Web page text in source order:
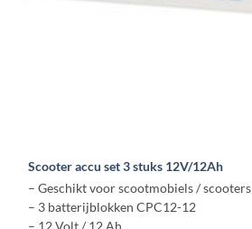
Scooter accu set 3 stuks 12V/12Ah
– Geschikt voor scootmobiels / scooters
– 3 batterijblokken CPC12-12